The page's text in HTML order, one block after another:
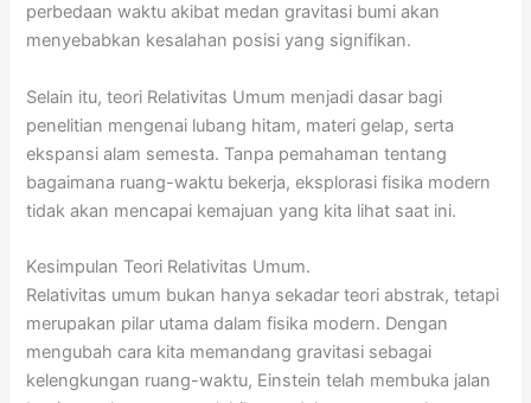
perbedaan waktu akibat medan gravitasi bumi akan
menyebabkan kesalahan posisi yang signifikan.
Selain itu, teori Relativitas Umum menjadi dasar bagi
penelitian mengenai lubang hitam, materi gelap, serta
ekspansi alam semesta. Tanpa pemahaman tentang
bagaimana ruang-waktu bekerja, eksplorasi fisika modern
tidak akan mencapai kemajuan yang kita lihat saat ini.
Kesimpulan Teori Relativitas Umum.
Relativitas umum bukan hanya sekadar teori abstrak, tetapi
merupakan pilar utama dalam fisika modern. Dengan
mengubah cara kita memandang gravitasi sebagai
kelengkungan ruang-waktu, Einstein telah membuka jalan